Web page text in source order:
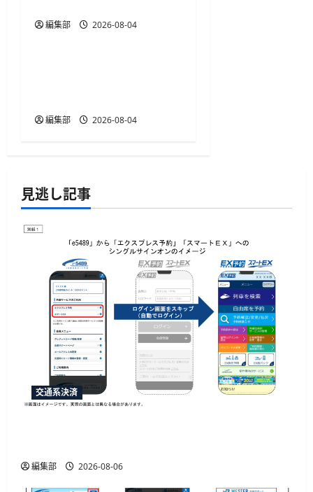
編集部 2026-08-04
企業・財務テック
編集部 2026-08-04
見逃し記事
交通系決済
編集部 2026-08-06